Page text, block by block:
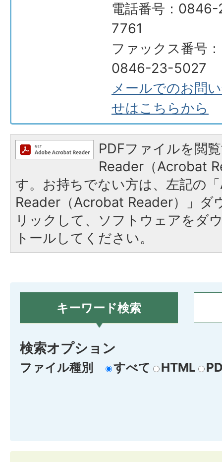
電話番号：
7761
ファックス番号：
0846-23-5027
メールでのお問
せはこちらから
PDFファイルを閲
Reader（Acrobat
す。お持ちでない方は、左記の
Reader（Acrobat Reader）」ダ
リックして、ソフトウェアをダ
トールしてください。
キーワード検索
検索オプション
ファイル種別 すべて HTML